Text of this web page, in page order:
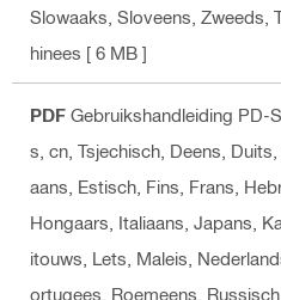
Slowaaks, Sloveens, Zweeds,
hinees [ 6 MB ]
PDF Gebruikshandleiding PD-S
s, cn, Tsjechisch, Deens,
aans, Estisch, Fins, Frans,
Hongaars, Italiaans, Japans,
itouws, Lets, Maleis,
ortugees, Roemeens,